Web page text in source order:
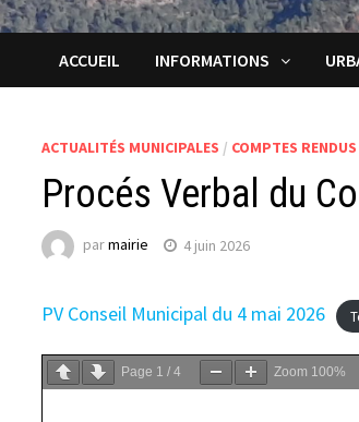
ACCUEIL INFORMATIONS
ACTUALITÉS MUNICIPALES / COMPTES RENDUS
Procés Verbal du
parmairie 4 juin 2026
PV Conseil Municipal du 4 mai 2026
Page 1 /4 Zoom 100%